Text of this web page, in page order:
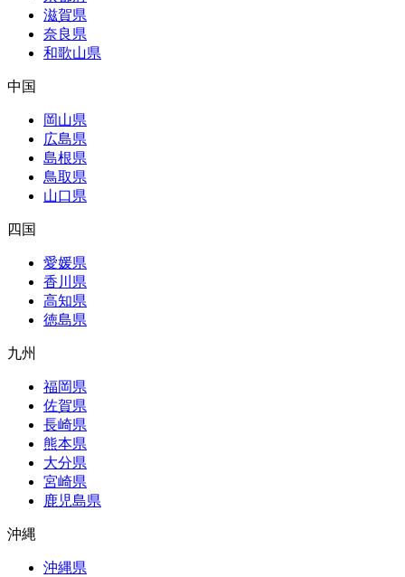
滋賀県
奈良県
和歌山県
中国
岡山県
広島県
島根県
鳥取県
山口県
四国
愛媛県
香川県
高知県
徳島県
九州
福岡県
佐賀県
長崎県
熊本県
大分県
宮崎県
鹿児島県
沖縄
沖縄県